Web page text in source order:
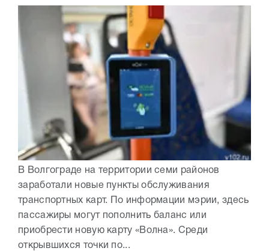
В Волгограде на территории семи районов
заработали новые пункты обслуживания
транспортных карт. По информации мэрии, здесь
пассажиры могут пополнить баланс или
приобрести новую карту «Волна». Среди
открывшихся точки по...